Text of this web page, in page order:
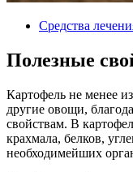
Средства
Полезные
Картофель не менее
другие овощи,
свойствам. В
крахмала, белков,
необходимейших